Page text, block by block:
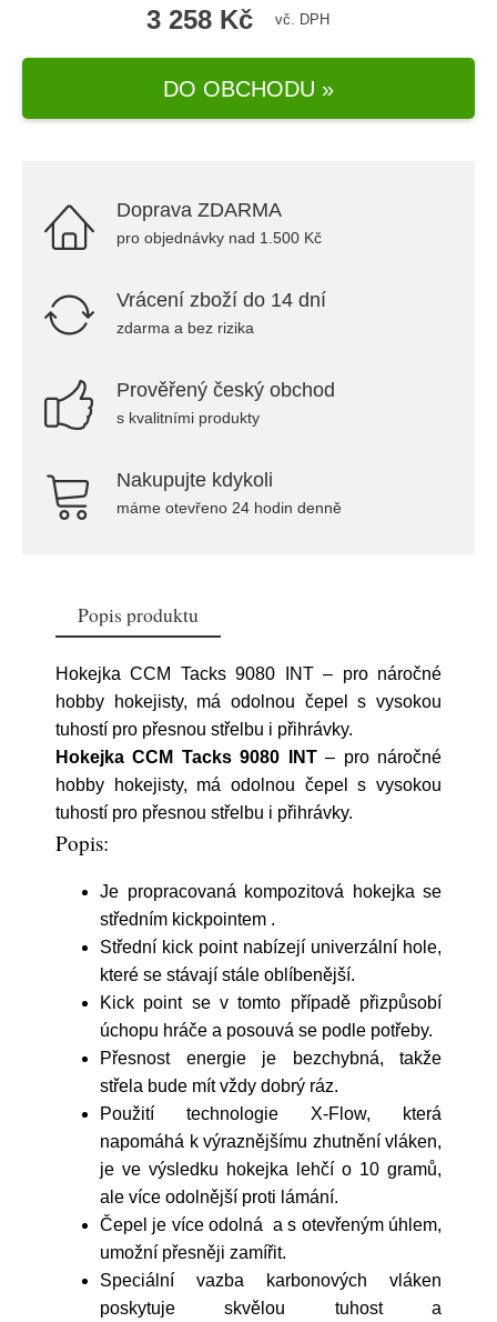
3 258 Kč vč. DPH
DO OBCHODU »
Doprava ZDARMA
pro objednávky nad 1.500 Kč
Vrácení zboží do 14 dní
zdarma a bez rizika
Prověřený český obchod
s kvalitními produkty
Nakupujte kdykoli
máme otevřeno 24 hodin denně
Popis produktu
Hokejka CCM Tacks 9080 INT – pro náročné
hobby hokejisty, má odolnou čepel s vysokou
tuhostí pro přesnou střelbu i přihrávky.
Hokejka CCM Tacks 9080 INT– pro náročné
hobby hokejisty, má odolnou čepel s vysokou
tuhostí pro přesnou střelbu i přihrávky.
Popis:
Je propracovaná kompozitová hokejka se
středním kickpointem .
Střední kick point nabízejí univerzální hole,
které se stávají stále oblíbenější.
Kick point se v tomto případě přizpůsobí
úchopu hráče a posouvá se podle potřeby.
Přesnost energie je bezchybná, takže
střela bude mít vždy dobrý ráz.
Použití technologie X-Flow, která
napomáhá k výraznějšímu zhutnění vláken,
je ve výsledku hokejka lehčí o 10 gramů,
ale více odolnější proti lámání.
Čepel je více odolná a s otevřeným úhlem,
umožní přesněji zamířit.
Speciální vazba karbonových vláken
poskytuje skvělou tuhost a